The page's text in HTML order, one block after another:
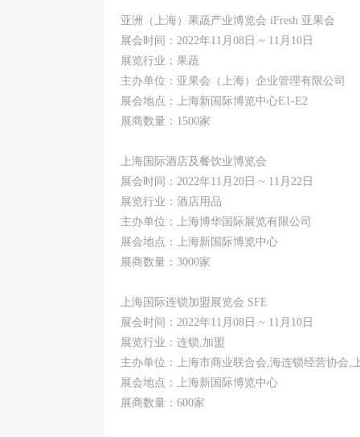
亚洲（上海）果蔬产业博览会 iFresh 亚果会
展会时间：2022年11月08日 ~ 11月10日
展览行业：果蔬
主办单位：亚果会（上海）企业管理有限公司
展会地点：上海新国际博览中心E1-E2
展商数量：1500家
上海国际酒店及餐饮业博览会
展会时间：2022年11月20日 ~ 11月22日
展览行业：酒店用品
主办单位：上海博华国际展览有限公司
展会地点：上海新国际博览中心
展商数量：3000家
上海国际连锁加盟展览会 SFE
展会时间：2022年11月08日 ~ 11月10日
展览行业：连锁,加盟
主办单位：上海市商业联合会,海连锁经营协会,
展会地点：上海新国际博览中心
展商数量：600家